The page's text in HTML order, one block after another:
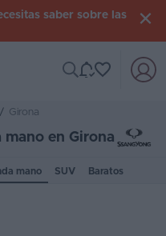
saber sobre las
/ Girona
mano en Girona
mano SUV Baratos